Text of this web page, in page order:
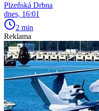
Plzeňská Drbna
dnes, 16:01
2 min
Reklama